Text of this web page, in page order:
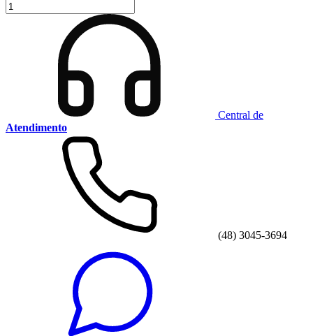
Central de
Atendimento
(48) 3045-3694